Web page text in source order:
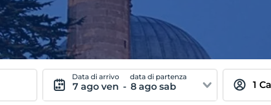
Data di arrivo
7 ago ven -
data di partenza
8 ago sab